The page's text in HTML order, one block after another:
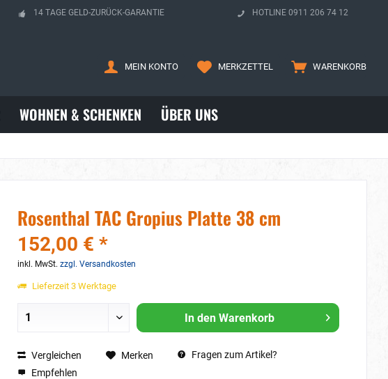
14 TAGE GELD-ZURÜCK-GARANTIE HOTLINE 0911 206 74 12
WARENKORB
MERKZETTEL
MEIN KONTO
WOHNEN & SCHENKEN ÜBER UNS
Rosenthal TAC Gropius Platte 38 cm
152,00 € *
inkl. MwSt. zzgl. Versandkosten
Lieferzeit 3 Werktage
In den Warenkorb
Vergleichen Merken
Fragen zum Artikel?
Empfehlen